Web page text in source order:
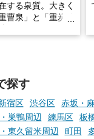
する泉質。大きく
曹泉」と「重炭酸
ら入浴した中か
にある炭酸水素塩
レクト。すべて
探す
宿区 渋谷区 赤坂・
巣鴨周辺 練馬区 板
東久留米周辺 町田